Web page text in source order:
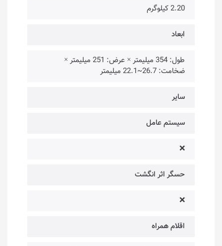
2.20 کیلوگرم
ابعاد
طول: 354 میلیمتر × عرض: 251 میلیمتر ×
ضخامت: 26.7~22.1 میلیمتر
سایر
سیستم عامل
❌
حسگر اثر انگشت
❌
اقلام همراه